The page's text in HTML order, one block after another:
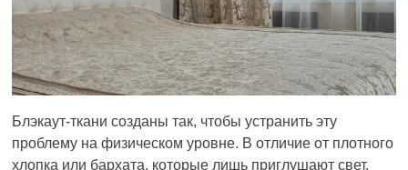
Блэкаут-ткани созданы так, чтобы устранить эту
проблему на физическом уровне. В отличие от плотного
хлопка или бархата, которые лишь приглушают свет,